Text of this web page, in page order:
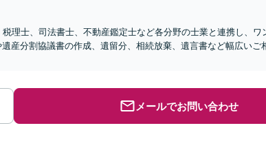
税理士、司法書士、不動産鑑定士など各分野の士業と連携し、ワ
産分割協議書の作成、遺留分、相続放棄、遺言書など幅広いご
メールでお問い合わせ